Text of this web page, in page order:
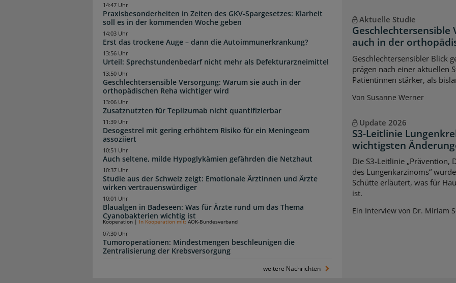
Praxisbesonderheiten in Zeiten des GKV-Spargesetzes: Klarheit
soll es in der kommenden Woche geben
14:47 Uhr
Erst das trockene Auge – dann die Autoimmunerkrankung?
14:03 Uhr
Urteil: Sprechstundenbedarf nicht mehr als Defekturarzneimittel
13:56 Uhr
Geschlechtersensible Versorgung: Warum sie auch in der
orthopädischen Reha wichtiger wird
13:50 Uhr
Zusatznutzten für Teplizumab nicht quantifizierbar
13:06 Uhr
Desogestrel mit gering erhöhtem Risiko für ein Meningeom
assoziiert
11:39 Uhr
Auch seltene, milde Hypoglykämien gefährden die Netzhaut
10:51 Uhr
Studie aus der Schweiz zeigt: Emotionale Ärztinnen und Ärzte
wirken vertrauenswürdiger
10:37 Uhr
Blaualgen in Badeseen: Was für Ärzte rund um das Thema
Cyanobakterien wichtig ist
10:01 Uhr
Tumoroperationen: Mindestmengen beschleunigen die
Zentralisierung der Krebsversorgung
Kooperation In Kooperation mit: AOK-Bundesverband
07:30 Uhr
weitere Nachrichten
Aktuelle Studie
Geschlechtersensible
auch in der
Geschlechtersensibler Blick
prägen nach einer aktuellen
Patientinnen stärker, als
Von Susanne Werner
Update 2026
S3-Leitlinie
wichtigsten
Die S3-Leitlinie „Prävention,
des Lungenkarzinoms“
Schütte erläutert, was für
ist.
Ein Interview von Dr. Miriam